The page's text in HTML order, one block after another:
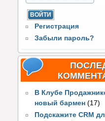
Регистрация
Забыли пароль?
В Клубе
новый бармен (17)
Подскажите CRM